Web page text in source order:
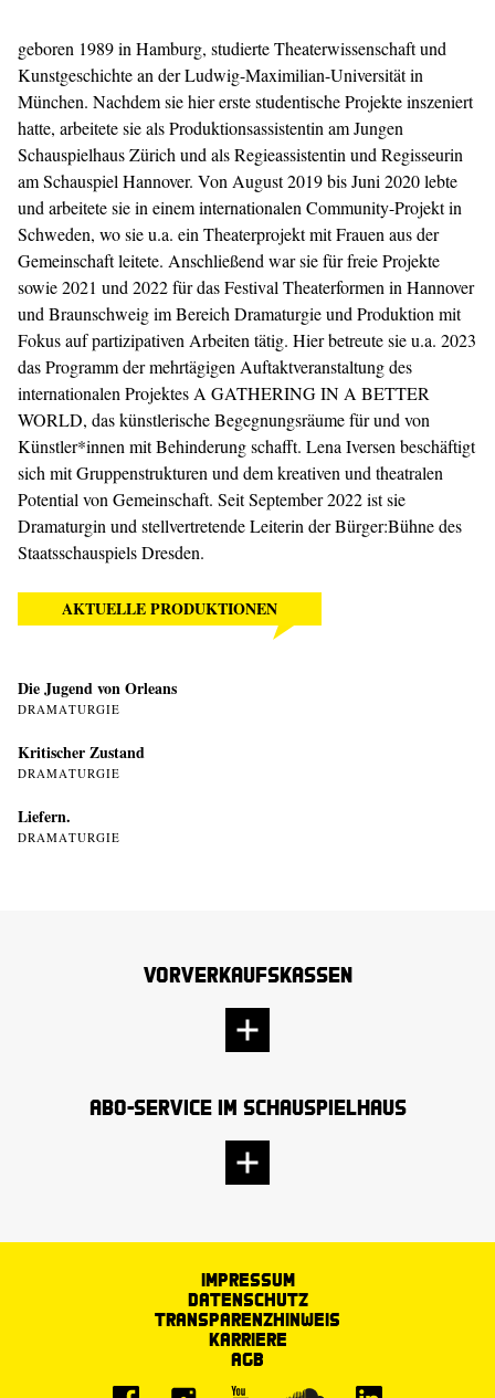
geboren 1989 in Hamburg, studierte Theaterwissenschaft und
Kunstgeschichte an der Ludwig-Maximilian-Universität in
München. Nachdem sie hier erste studentische Projekte inszeniert
hatte, arbeitete sie als Produktionsassistentin am Jungen
Schauspielhaus Zürich und als Regieassistentin und Regisseurin
am Schauspiel Hannover. Von August 2019 bis Juni 2020 lebte
und arbeitete sie in einem internationalen Community-Projekt in
Schweden, wo sie u.a. ein Theaterprojekt mit Frauen aus der
Gemeinschaft leitete. Anschließend war sie für freie Projekte
sowie 2021 und 2022 für das Festival Theaterformen in Hannover
und Braunschweig im Bereich Dramaturgie und Produktion mit
Fokus auf partizipativen Arbeiten tätig. Hier betreute sie u.a. 2023
das Programm der mehrtägigen Auftaktveranstaltung des
internationalen Projektes A GATHERING IN A BETTER
WORLD, das künstlerische Begegnungsräume für und von
Künstler*innen mit Behinderung schafft. Lena Iversen beschäftigt
sich mit Gruppenstrukturen und dem kreativen und theatralen
Potential von Gemeinschaft. Seit September 2022 ist sie
Dramaturgin und stellvertretende Leiterin der Bürger:Bühne des
Staatsschauspiels Dresden.
AKTUELLE PRODUKTIONEN
Die Jugend von Orleans
DRAMATURGIE
Kritischer Zustand
DRAMATURGIE
Liefern.
DRAMATURGIE
Vorverkaufskassen
Abo-Service im Schauspielhaus
Impressum
Datenschutz
Transparenzhinweis
Karriere
AGB